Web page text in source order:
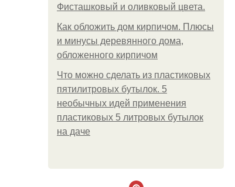
Фисташковый и оливковый цвета.
Как обложить дом кирпичом. Плюсы
и минусы деревянного дома,
обложенного кирпичом
Что можно сделать из пластиковых
пятилитровых бутылок. 5
необычных идей применения
пластиковых 5 литровых бутылок
на даче